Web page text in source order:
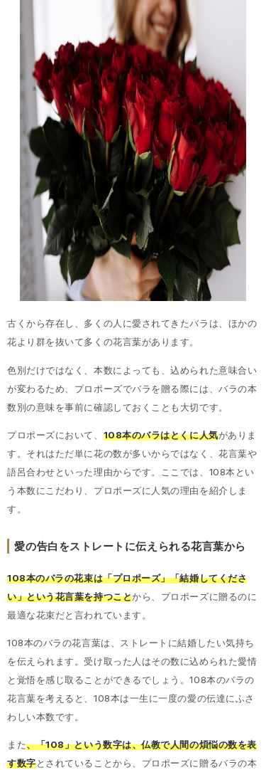
古くから存在し、多くの人に愛されてきたバラは、ほかの
花より群を抜いて多くの花言葉があります。
色別だけではなく、本数によっても、込められた意味合い
が変わるため、プロポーズでバラを贈る際には、バラの本
数別の意味を事前に確認しておくことも大切です。
プロポーズにおいて、 108本のバラはとくに人気がありま
す。それはただ単に花の数が多いからではなく、花言葉や
語呂合わせといった理由からです。ここでは、108本とい
う本数にこだわり、プロポーズに人気の理由を紹介しま
す。
愛の告白をストレートに伝えられる花言葉から
108本のバラの花束は「プロポーズ」「結婚してくださ
い」という花言葉を持つことから、プロポーズに贈るのに
最適な花束だと言われています。
108本のバラの花言葉は、ストレートに結婚したい気持ち
を伝えられます。受け取った人はその数に込められた愛情
と覚悟を感じ取ることができるでしょう。108本のバラの
花言葉を考えると、108本は一生に一度の愛の伝達にふさ
わしい本数です。
また、「108」という数字は、仏教で人間の煩悩の数を表
す数字とされていることから、プロポーズに贈るバラの本